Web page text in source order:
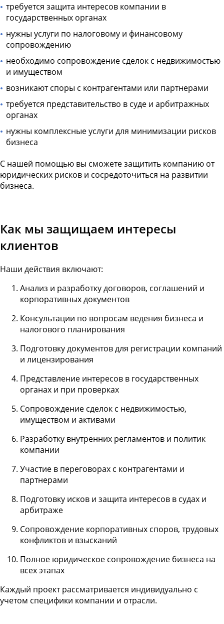
требуется защита интересов компании в
государственных органах
нужны услуги по налоговому и финансовому
сопровождению
необходимо сопровождение сделок с недвижимостью
и имуществом
возникают споры с контрагентами или партнерами
требуется представительство в суде и арбитражных
органах
нужны комплексные услуги для минимизации рисков
бизнеса
С нашей помощью вы сможете защитить компанию от
юридических рисков и сосредоточиться на развитии
бизнеса.
Как мы защищаем интересы
клиентов
Наши действия включают:
Анализ и разработку договоров, соглашений и
корпоративных документов
Консультации по вопросам ведения бизнеса и
налогового планирования
Подготовку документов для регистрации компаний
и лицензирования
Представление интересов в государственных
органах и при проверках
Сопровождение сделок с недвижимостью,
имуществом и активами
Разработку внутренних регламентов и политик
компании
Участие в переговорах с контрагентами и
партнерами
Подготовку исков и защита интересов в судах и
арбитраже
Сопровождение корпоративных споров, трудовых
конфликтов и взысканий
Полное юридическое сопровождение бизнеса на
всех этапах
Каждый проект рассматривается индивидуально с
учетом специфики компании и отрасли.